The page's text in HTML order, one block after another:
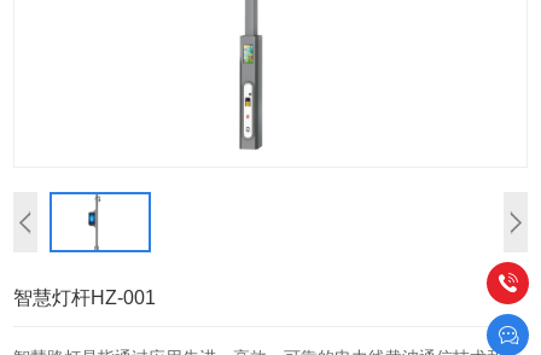
智慧灯杆HZ-001